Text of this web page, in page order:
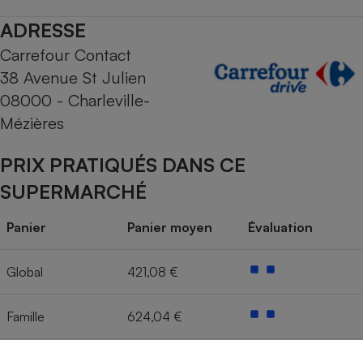
ADRESSE
Carrefour Contact
38 Avenue St Julien
08000 - Charleville-
Mézières
PRIX PRATIQUÉS DANS CE
SUPERMARCHÉ
Panier Panier moyen Évaluation
Global 421,08 €
Famille 624,04 €